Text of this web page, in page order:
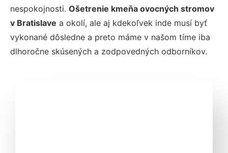
nespokojnosti. Ošetrenie kmeňa ovocných stromov
v Bratislave a okolí, ale aj kdekoľvek inde musí byť
vykonané dôsledne a preto máme v našom tíme iba
dlhoročne skúsených a zodpovedných odborníkov.